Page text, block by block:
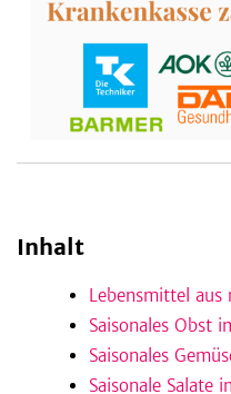
Inhalt
Lebensmittel aus
Saisonales Obst
Saisonales
Saisonale Salate